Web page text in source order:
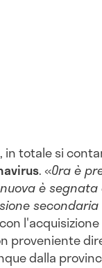
in totale si
. «Ora è
è
con
proveniente
dalla